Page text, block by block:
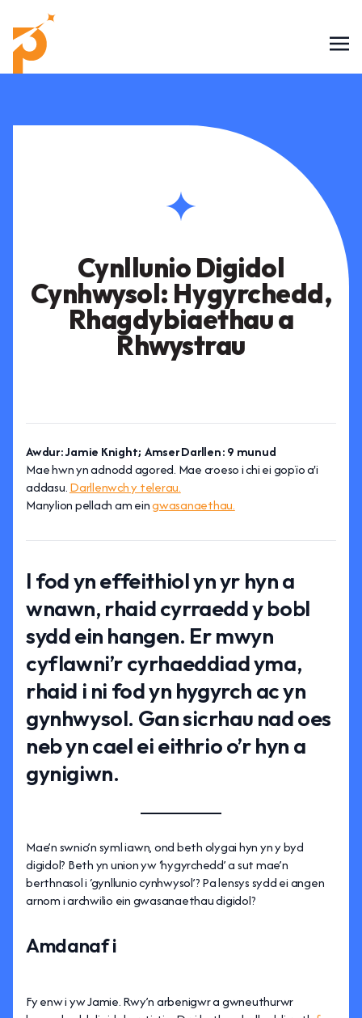
Cynllunio Digidol
Cynhwysol: Hygyrchedd,
Rhagdybiaethau a
Rhwystrau
Awdur: Jamie Knight; Amser Darllen: 9 munud
Mae hwn yn adnodd agored. Mae croeso i chi ei gopïo a'i
addasu.Darllenwch y telerau.
Manylion pellach am eingwasanaethau.
I fod yn effeithiol yn yr hyn a
wnawn, rhaid cyrraedd y bobl
sydd ein hangen. Er mwyn
cyflawni’r cyrhaeddiad yma,
rhaid i ni fod yn hygyrch ac yn
gynhwysol. Gan sicrhau nad oes
neb yn cael ei eithrio o’r hyn a
gynigiwn.
Mae’n swnio’n syml iawn, ond beth olygai hyn yn y byd
digidol? Beth yn union yw ‘hygyrchedd’ a sut mae’n
berthnasol i ‘gynllunio cynhwysol’? Pa lensys sydd ei angen
arnom i archwilio ein gwasanaethau digidol?
Amdanaf i
Fy enw i yw Jamie. Rwy’n arbenigwr a gwneuthurwr